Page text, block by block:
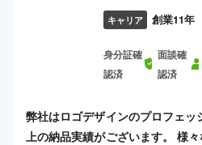
キャリア 創業11年
身分証確
認済
面談確
認済
弊社はロゴデザインのプロフェ
上の納品実績がございます。 様